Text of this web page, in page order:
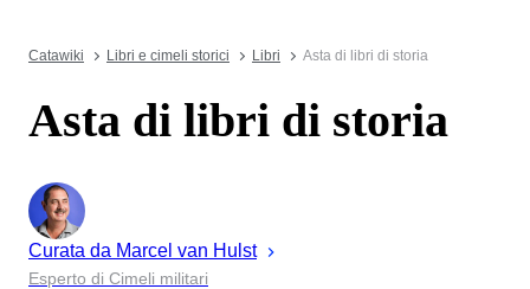
Catawiki Libri e cimeli storici Libri Asta di libri di storia
Asta di libri di storia
Curata da Marcel van Hulst
Esperto di Cimeli militari